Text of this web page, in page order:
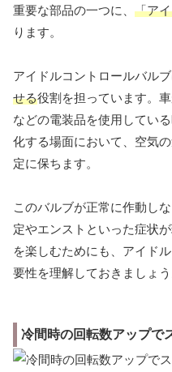
重要な部品の一つに、 「ア
ります。
アイドルコントロールバルブ
せる役割を担っています。
などの電装品を使用してい
化する場面において、空気
定に保ちます。
このバルブが正常に作動し
定やエンストといった症状
を楽しむためにも、アイド
要性を理解しておきましょう
冷間時の回転数アップで